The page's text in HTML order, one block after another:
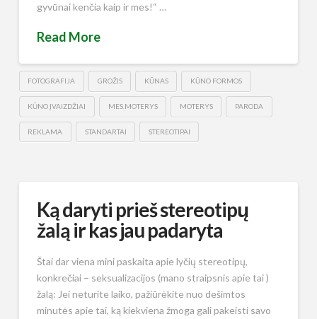
gyvūnai kenčia kaip ir mes!“ …
Read More
FOTOGRAFIJA GROŽIS KŪNAS KŪNO FORMOS
KŪNO ĮVAIZDŽIAI MES.MOTERYS MOTERYS PARODA
REKLAMA STANDARTAI STEREOTIPAI
Ką daryti prieš stereotipų
žalą ir kas jau padaryta
Štai dar viena mini paskaita apie lyčių stereotipų,
konkrečiai – seksualizacijos (mano straipsnis apie tai )
žalą: Jei neturite laiko, pažiūrėkite nuo dešimtos
minutės apie tai, ką kiekviena žmoga gali pakeisti savo